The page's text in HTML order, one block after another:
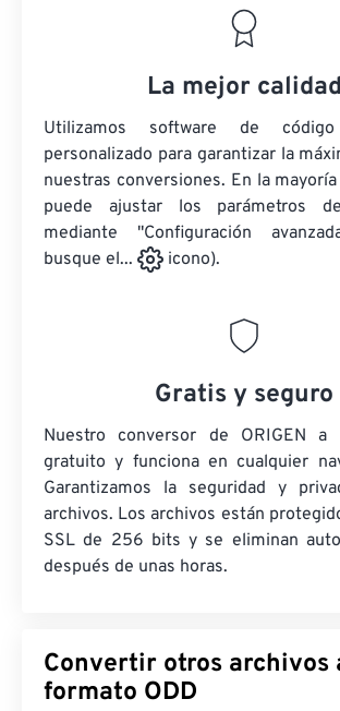
La mejor calidad
Utilizamos software de
personalizado para garantizar la
nuestras conversiones. En la
puede ajustar los parámetros
mediante "Configuración
busque el...
icono).
Gratis y seguro
Nuestro conversor de ORIGEN a
gratuito y funciona en cualquier
Garantizamos la seguridad y
archivos. Los archivos están
SSL de 256 bits y se eliminan
después de unas horas.
Convertir otros archivos
formato ODD